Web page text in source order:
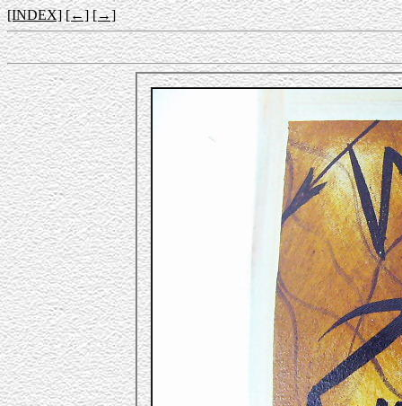
[INDEX] [←] [→]